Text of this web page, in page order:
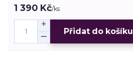
1 390 Kč/ks
Přidat do košíku